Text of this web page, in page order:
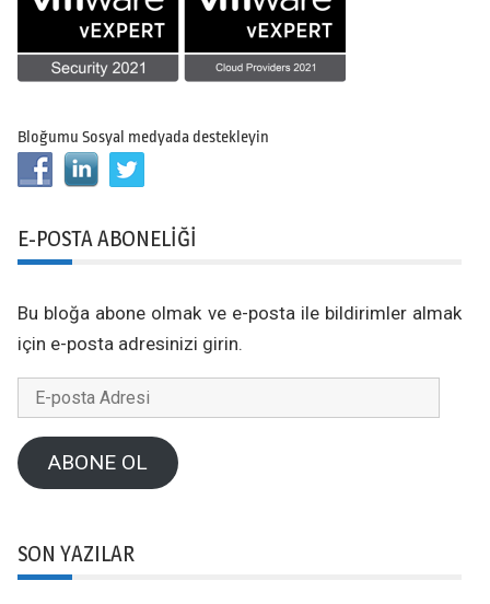
Bloğumu Sosyal medyada destekleyin
E-POSTA ABONELIĞI
Bu bloğa abone olmak ve e-posta ile bildirimler almak
için e-posta adresinizi girin.
posta
AdresiABONE OL
SON YAZILAR